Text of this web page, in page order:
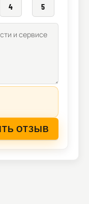
4 5
ОТЗЫВ